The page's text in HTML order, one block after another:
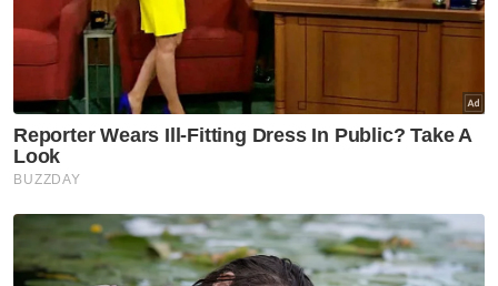
"Saya akan cuba lakukan yang terbaik untuk
Malaysia jika ada rezeki ke Sukan SEA di
Thailand, Disember ini. Untuk acara individu
100m, saya hanya ikut arahan jurulatih dan
katanya.
Sementara itu, Khairul Hafiz, 27, yakin